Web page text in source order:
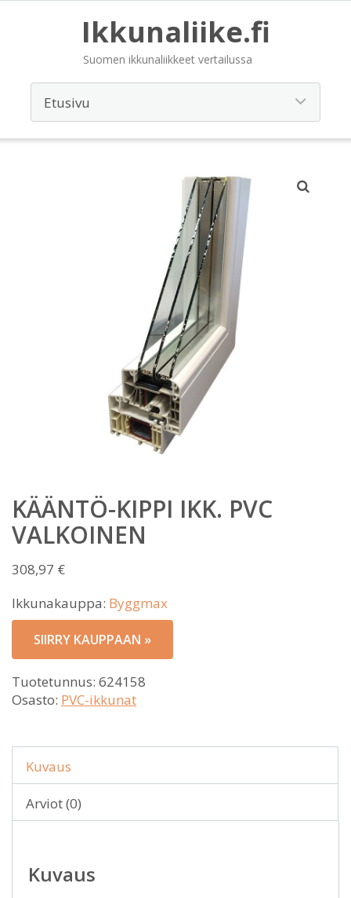
Ikkunaliike.fi
Suomen ikkunaliikkeet vertailussa
KÄÄNTÖ-KIPPI IKK. PVC
VALKOINEN
308,97 €
Ikkunakauppa: Byggmax
SIIRRY KAUPPAAN »
Tuotetunnus: 624158
Osasto: PVC-ikkunat
Kuvaus
Arviot (0)
Kuvaus